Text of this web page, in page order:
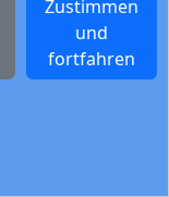
Zustimmen
und
fortfahren